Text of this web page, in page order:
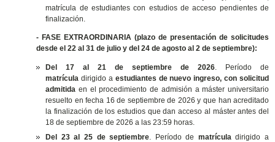
matrícula de estudiantes con estudios de acceso pendientes de
finalización.
- FASE EXTRAORDINARIA (plazo de presentación de solicitudes
desde el 22 al 31 de julio y del 24 de agosto al 2 de septiembre):
Del 17 al 21 de septiembre de 2026 . Período de
matrículadirigido a estudiantes de nuevo ingreso, con solicitud
admitida en el procedimiento de admisión a máster universitario
resuelto en fecha 16 de septiembre de 2026 y que han acreditado
la finalización de los estudios que dan acceso al máster antes del
18 de septiembre de 2026 a las 23:59 horas.
Del 23 al 25 de septiembre . Período de matrículadirigido a